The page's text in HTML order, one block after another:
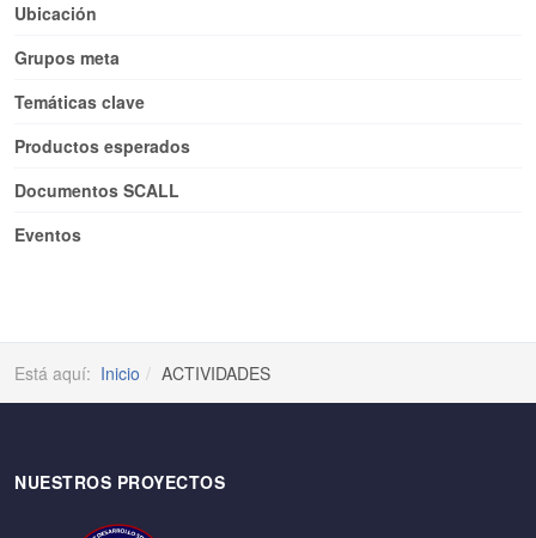
Ubicación
Grupos meta
Temáticas clave
Productos esperados
Documentos SCALL
Eventos
Está aquí: Inicio ACTIVIDADES
NUESTROS PROYECTOS